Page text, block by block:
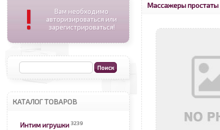
!
Вам необходимо
авторизироваться или
зарегистрироваться!
КАТАЛОГ ТОВАРОВ
Интим игрушки 3239
Массажеры простаты